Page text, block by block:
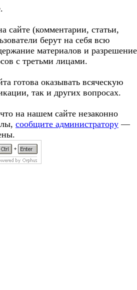
сайте (комментарии, статьи,
берут на себя всю
материалов и разрешение
с третьми лицами.
готова оказывать всяческую
так и других вопросах.
на нашем сайте незаконно
сообщите администратору —